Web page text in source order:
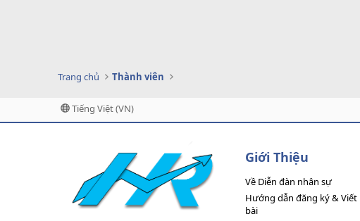
Trang chủ Thành viên
Tiếng Việt (VN)
Giới Thiệu
Về Diễn đàn nhân sự
Hướng dẫn đăng ký & Viết
bài